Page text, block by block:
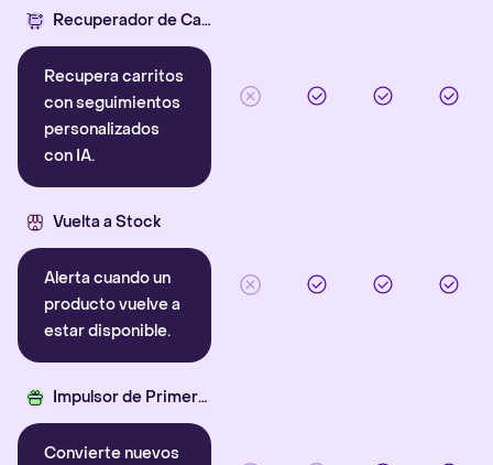
Recuperador de Carritos con IA
Recupera carritos
con seguimientos
personalizados
con IA.
Vuelta a Stock
Alerta cuando un
producto vuelve a
estar disponible.
Impulsor de Primera Compra
Convierte nuevos